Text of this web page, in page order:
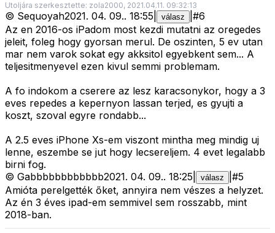
Utoljára szerkesztette: zola2000, 2021.04.11. 09:32:13
© Sequoyah2021. 04. 09.. 18:55 válasz #6
Az en 2016-os iPadom most kezdi mutatni az oregedes
jeleit, foleg hogy gyorsan merul. De oszinten, 5 ev utan
mar nem varok sokat egy akksitol egyebkent sem... A
teljesitmenyevel ezen kivul semmi problemam.
A fo indokom a cserere az lesz karacsonykor, hogy a 3
eves repedes a kepernyon lassan terjed, es gyujti a
koszt, szoval egyre rondabb...
A 2.5 eves iPhone Xs-em viszont mintha meg mindig uj
lenne, eszembe se jut hogy lecsereljem. 4 evet legalabb
birni fog.
© Gabbbbbbbbbbbb2021. 04. 09.. 18:25 válasz #5
Amióta perelgették őket, annyira nem vészes a helyzet.
Az én 3 éves ipad-em semmivel sem rosszabb, mint
2018-ban.